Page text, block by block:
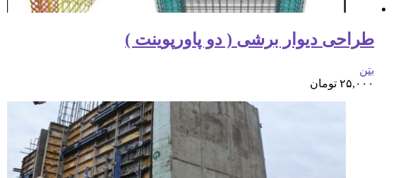
طراحی دیوار برشی ( دو پاورپوینت )
بتن
۲۵,۰۰۰ تومان